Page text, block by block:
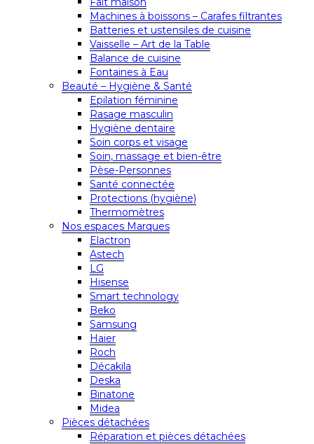
Machines à boissons – Carafes filtrantes
Batteries et ustensiles de cuisine
Vaisselle – Art de la Table
Balance de cuisine
Fontaines à Eau
Beauté – Hygiène & Santé
Epilation féminine
Rasage masculin
Hygiène dentaire
Soin corps et visage
Soin, massage et bien-être
Pèse-Personnes
Santé connectée
Protections (hygiène)
Thermomètres
Nos espaces Marques
Elactron
Astech
LG
Hisense
Smart technology
Beko
Samsung
Haier
Roch
Décakila
Deska
Binatone
Midea
Pièces détachées
Réparation et pièces détachées